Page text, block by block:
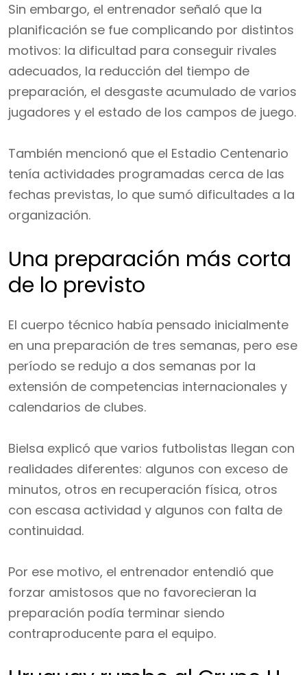
Sin embargo, el entrenador señaló que la
planificación se fue complicando por distintos
motivos: la dificultad para conseguir rivales
adecuados, la reducción del tiempo de
preparación, el desgaste acumulado de varios
jugadores y el estado de los campos de juego.
También mencionó que el Estadio Centenario
tenía actividades programadas cerca de las
fechas previstas, lo que sumó dificultades a la
organización.
Una preparación más corta
de lo previsto
El cuerpo técnico había pensado inicialmente
en una preparación de tres semanas, pero ese
período se redujo a dos semanas por la
extensión de competencias internacionales y
calendarios de clubes.
Bielsa explicó que varios futbolistas llegan con
realidades diferentes: algunos con exceso de
minutos, otros en recuperación física, otros
con escasa actividad y algunos con falta de
continuidad.
Por ese motivo, el entrenador entendió que
forzar amistosos que no favorecieran la
preparación podía terminar siendo
contraproducente para el equipo.